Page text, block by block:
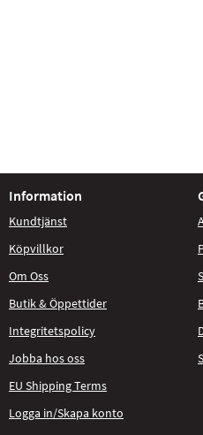
Information
Kundtjänst
Köpvillkor
Om Oss
Butik & Öppettider
Integritetspolicy
Jobba hos oss
EU Shipping Terms
Logga in/Skapa konto